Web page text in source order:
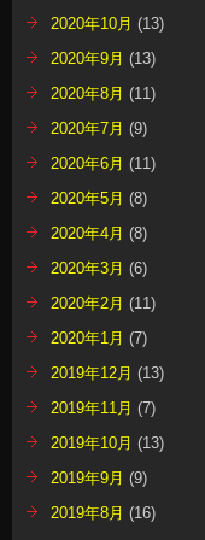
2020年10月 (13)
2020年9月 (13)
2020年8月 (11)
2020年7月 (9)
2020年6月 (11)
2020年5月 (8)
2020年4月 (8)
2020年3月 (6)
2020年2月 (11)
2020年1月 (7)
2019年12月 (13)
2019年11月 (7)
2019年10月 (13)
2019年9月 (9)
2019年8月 (16)